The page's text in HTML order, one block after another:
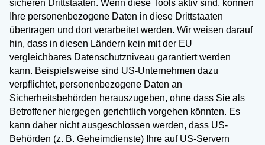
sicheren Drittstaaten. Wenn diese Tools aktiv sind, können
Ihre personenbezogene Daten in diese Drittstaaten
übertragen und dort verarbeitet werden. Wir weisen darauf
hin, dass in diesen Ländern kein mit der EU
vergleichbares Datenschutzniveau garantiert werden
kann. Beispielsweise sind US-Unternehmen dazu
verpflichtet, personenbezogene Daten an
Sicherheitsbehörden herauszugeben, ohne dass Sie als
Betroffener hiergegen gerichtlich vorgehen könnten. Es
kann daher nicht ausgeschlossen werden, dass US-
Behörden (z. B. Geheimdienste) Ihre auf US-Servern